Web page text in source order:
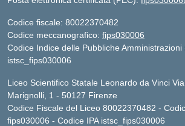
Codice fiscale: 80022370482
Codice meccanografico: fips030006
Codice Indice delle Pubbliche Amministrazioni
istsc_fips030006
Liceo Scientifico Statale Leonardo da Vinci
Marignolli, 1 - 50127 Firenze
Codice Fiscale del Liceo 80022370482 -
fips030006 - Codice IPA istsc_fips030006